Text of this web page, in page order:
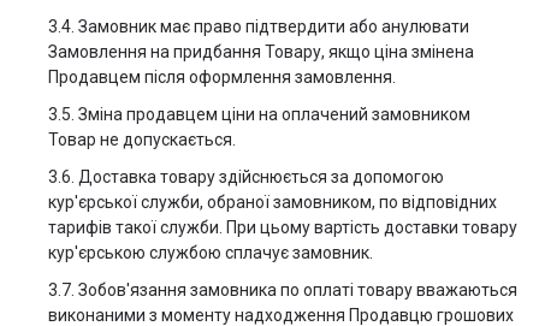
3.4. Замовник має право підтвердити або анулювати
Замовлення на придбання Товару, якщо ціна змінена
Продавцем після оформлення замовлення.
3.5. Зміна продавцем ціни на оплачений замовником
Товар не допускається.
3.6. Доставка товару здійснюється за допомогою
кур'єрської служби, обраної замовником, по відповідних
тарифів такої служби. При цьому вартість доставки товару
кур'єрською службою cплачує замовник.
3.7. Зобов'язання замовника по оплаті товару вважаються
виконаними з моменту надходження Продавцю грошових